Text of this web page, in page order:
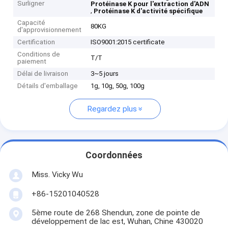
Surligner
Protéinase K pour l'extraction d'ADN
, Protéinase K d'activité spécifique
Capacité
d'approvisionnement
80KG
Certification
ISO9001:2015 certificate
Conditions de
paiement
T/T
Délai de livraison
3~5 jours
Détails d'emballage
1g, 10g, 50g, 100g
Regardez plus
Coordonnées
Miss. Vicky Wu
+86-15201040528
5ème route de 268 Shendun, zone de pointe de
développement de lac est, Wuhan, Chine 430020